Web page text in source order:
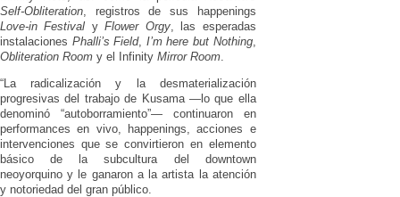
Self-Obliteration , registros de sus happenings
Love-in Festival yFlower Orgy, las esperadas
instalaciones Phalliʼs Field, Iʼm here but Nothing,
Obliteration Room y el Infinity Mirror Room
“La radicalización y la desmaterialización
progresivas del trabajo de Kusama —lo que ella
denominó “autoborramiento”— continuaron en
performances en vivo, happenings, acciones e
intervenciones que se convirtieron en elemento
básico de la subcultura del downtown
neoyorquino y le ganaron a la artista la atención
y notoriedad del gran público.